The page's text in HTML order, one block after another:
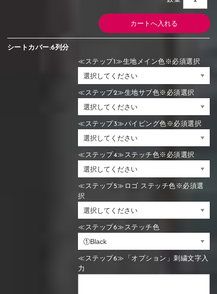
シートカバー:6列分
≪ステップ1≫生地メイン色※必須選択
≪ステップ2≫生地サブ色※必須選択
≪ステップ3≫パイピング色※必須選択
≪ステップ4≫ステッチ色※必須選択
≪ステップ5≫ロゴ ステッチ色※必須選
択
≪ステップ6≫ステッチ色
≪ステップ6≫「オプション」刺繍文字入
力